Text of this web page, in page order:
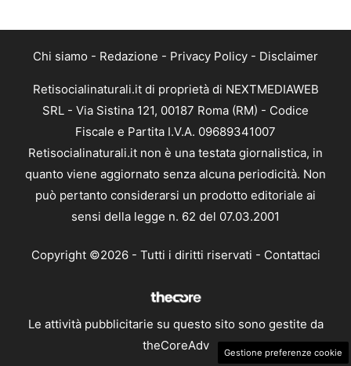
Chi siamo - Redazione - Privacy Policy - Disclaimer
Retisocialinaturali.it di proprietà di NEXTMEDIAWEB
SRL - Via Sistina 121, 00187 Roma (RM) - Codice
Fiscale e Partita I.V.A. 09689341007
Retisocialinaturali.it non è una testata giornalistica, in
quanto viene aggiornato senza alcuna periodicità. Non
può pertanto considerarsi un prodotto editoriale ai
sensi della legge n. 62 del 07.03.2001
Copyright ©2026 - Tutti i diritti riservati - Contattaci
Le attività pubblicitarie su questo sito sono gestite da
theCoreAdv
Gestione preferenze cookie